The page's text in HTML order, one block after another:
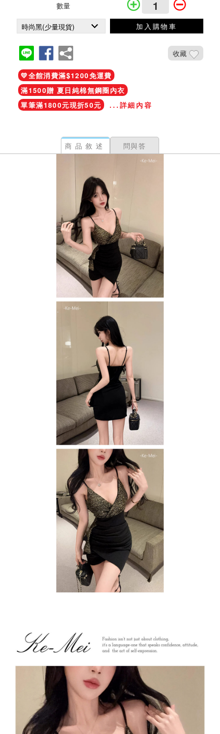
數量
加入購物車
收藏
💛全館消費滿$1200免運費
滿1500贈 夏日純棉無鋼圈內衣
單筆滿1800元現折50元
...詳細內容
商品敘述 問與答